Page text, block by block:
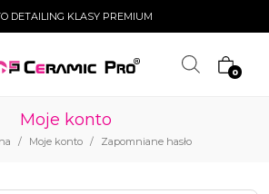
DETAILING KLASY PREMIUM
produktów
0
Powłoki ceramiczne
Moje konto
/ Moje konto / Zapomniane hasło